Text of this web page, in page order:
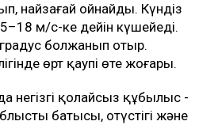
найзағай ойнайды. Күндіз
м/с-ке дейін күшейеді.
болжанып отыр.
өрт қаупі өте жоғары.
негізгі қолайсыз құбылыс -
батысы, оңтүстігі және